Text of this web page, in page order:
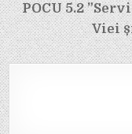
POCU 5.2
Viei